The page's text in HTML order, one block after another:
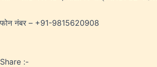
फोन नंबर – +91-9815620908
Share :-